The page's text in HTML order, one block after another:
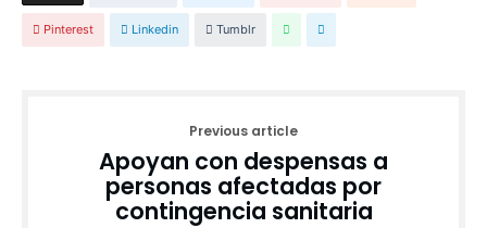
Pinterest Linkedin Tumblr
Previous article
Apoyan con despensas a
personas afectadas por
contingencia sanitaria